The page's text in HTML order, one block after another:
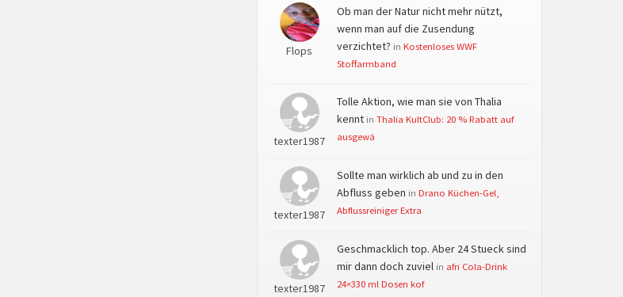
Flops
Ob man der Natur nicht mehr nützt,
wenn man auf die Zusendung
verzichtet? in Kostenloses WWF
Stoffarmband
texter1987
Tolle Aktion, wie man sie von Thalia
kennt in Thalia KultClub: 20 % Rabatt auf
ausgewä
texter1987
Sollte man wirklich ab und zu in den
Abfluss geben in Drano Küchen-Gel,
Abflussreiniger Extra
texter1987
Geschmacklich top. Aber 24 Stueck sind
mir dann doch zuviel in afri Cola-Drink
24×330 ml Dosen kof